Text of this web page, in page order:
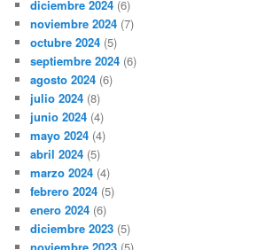
diciembre 2024 (6)
noviembre 2024 (7)
octubre 2024 (5)
septiembre 2024 (6)
agosto 2024 (6)
julio 2024 (8)
junio 2024 (4)
mayo 2024 (4)
abril 2024 (5)
marzo 2024 (4)
febrero 2024 (5)
enero 2024 (6)
diciembre 2023 (5)